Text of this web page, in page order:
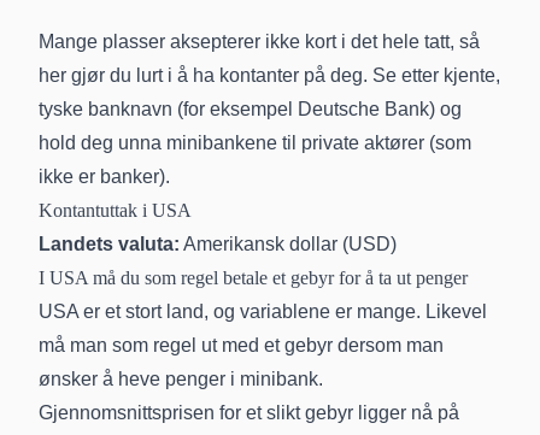
Mange plasser aksepterer ikke kort i det hele tatt, så
her gjør du lurt i å ha kontanter på deg. Se etter kjente,
tyske banknavn (for eksempel Deutsche Bank) og
hold deg unna minibankene til private aktører (som
ikke er banker).
Kontantuttak i USA
Landets valuta: Amerikansk dollar (USD)
I USA må du som regel betale et gebyr for å ta ut penger
USA er et stort land, og variablene er mange. Likevel
må man som regel ut med et gebyr dersom man
ønsker å heve penger i minibank.
Gjennomsnittsprisen for et slikt gebyr ligger nå på